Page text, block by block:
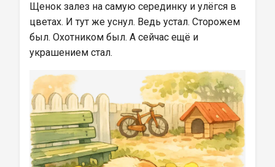
Щенок залез на самую серединку и улёгся в
цветах. И тут же уснул. Ведь устал. Сторожем
был. Охотником был. А сейчас ещё и
украшением стал.